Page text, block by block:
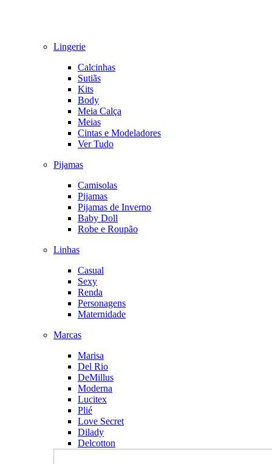
Lingerie
Calcinhas
Sutiãs
Kits
Body
Meia Calça
Meias
Cintas e Modeladores
Ver Tudo
Pijamas
Camisolas
Pijamas
Pijamas de Inverno
Baby Doll
Robe e Roupão
Linhas
Casual
Sexy
Renda
Personagens
Maternidade
Marcas
Marisa
Del Rio
DeMillus
Moderna
Lucitex
Plié
Love Secret
Dilady
Delcotton